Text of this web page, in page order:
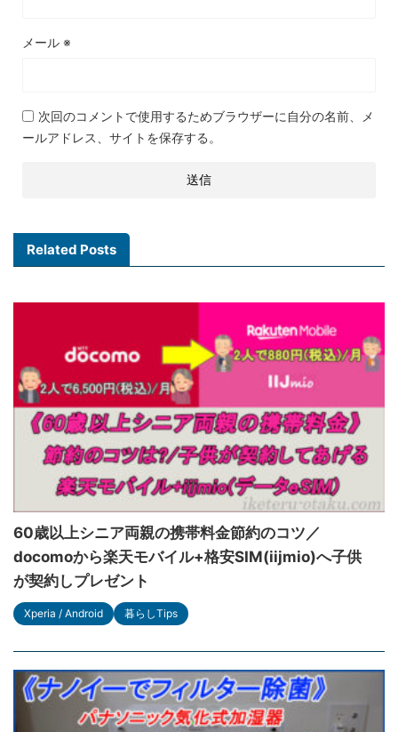
メール ※
次回のコメントで使用するためブラウザーに自分の名前、メ
ールアドレス、サイトを保存する。
Related Posts
60歳以上シニア両親の携帯料金節約のコツ／
docomoから楽天モバイル+格安SIM(iijmio)へ子供
が契約しプレゼント
Xperia / Android 暮らしTips